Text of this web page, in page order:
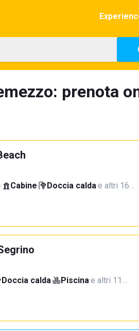
prenota
· Cabine· Doccia calda·e altri 16…
Doccia calda· Piscina·e altri 11…